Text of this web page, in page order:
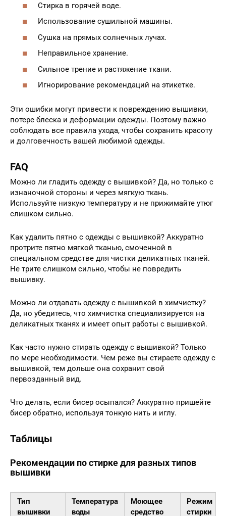
Стирка в горячей воде.
Использование сушильной машины.
Сушка на прямых солнечных лучах.
Неправильное хранение.
Сильное трение и растяжение ткани.
Игнорирование рекомендаций на этикетке.
Эти ошибки могут привести к повреждению вышивки,
потере блеска и деформации одежды. Поэтому важно
соблюдать все правила ухода, чтобы сохранить красоту
и долговечность вашей любимой одежды.
FAQ
Можно ли гладить одежду с вышивкой? Да, но только с
изнаночной стороны и через мягкую ткань.
Используйте низкую температуру и не прижимайте утюг
слишком сильно.
Как удалить пятно с одежды с вышивкой? Аккуратно
протрите пятно мягкой тканью, смоченной в
специальном средстве для чистки деликатных тканей.
Не трите слишком сильно, чтобы не повредить
вышивку.
Можно ли отдавать одежду с вышивкой в химчистку?
Да, но убедитесь, что химчистка специализируется на
деликатных тканях и имеет опыт работы с вышивкой.
Как часто нужно стирать одежду с вышивкой? Только
по мере необходимости. Чем реже вы стираете одежду с
вышивкой, тем дольше она сохранит свой
первозданный вид.
Что делать, если бисер осыпался? Аккуратно пришейте
бисер обратно, используя тонкую нить и иглу.
Таблицы
Рекомендации по стирке для разных типов
вышивки
Тип
вышивки
Температура
воды
Моющее
средство
Режим
стирки